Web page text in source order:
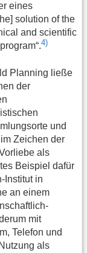
eines
solution of the
and scientific
4)
Planning ließe
der
und
Zeichen der
als
Beispiel dafür
Institut in
an einem
mit
Telefon und
als